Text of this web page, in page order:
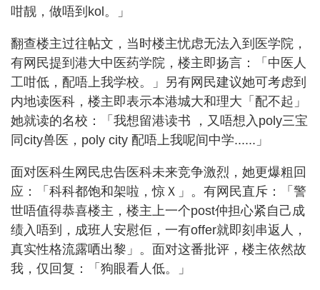
咁靓，做唔到kol。」
翻查楼主过往帖文，当时楼主忧虑无法入到医学院，
有网民提到港大中医药学院，楼主即扬言：「中医人
工咁低，配唔上我学校。」另有网民建议她可考虑到
内地读医科，楼主即表示本港城大和理大「配不起」
她就读的名校：「我想留港读书 ，又唔想入poly三宝
同city兽医，poly city 配唔上我呢间中学......」
面对医科生网民忠告医科未来竞争激烈，她更爆粗回
应：「科科都饱和架啦，惊Ｘ」。有网民直斥：「警
世唔值得恭喜楼主，楼主上一个post仲担心紧自己成
绩入唔到，成班人安慰佢，一有offer就即刻串返人，
真实性格流露哂出黎」。面对这番批评，楼主依然故
我，仅回复：「狗眼看人低。」